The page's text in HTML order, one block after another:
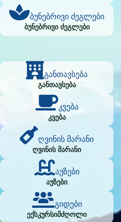
ბუნებრივი ძეგლები
ბუნებრივი ძეგლები
განთავსება
განთავსება
კვება
კვება
ღვინის მარანი
ღვინის მარანი
აუზები
აუზები
გიდები
ექსკურსიმძღოლი